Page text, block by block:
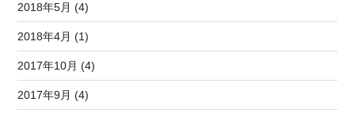
2018年5月 (4)
2018年4月 (1)
2017年10月 (4)
2017年9月 (4)